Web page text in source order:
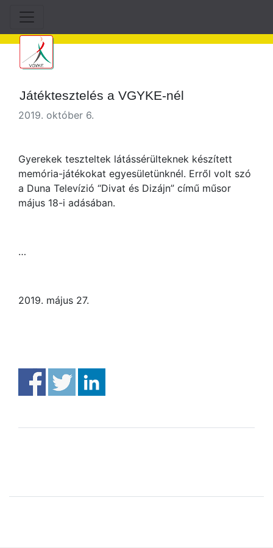
Játéktesztelés a VGYKE-nél
2019. október 6.
Gyerekek teszteltek látássérülteknek készített
memória-játékokat egyesületünknél. Erről volt szó
a Duna Televízió “Divat és Dizájn” című műsor
május 18-i adásában.
…
2019. május 27.